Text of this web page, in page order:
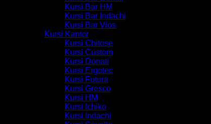
Kursi Bar HM
Kursi Bar Indachi
Kursi Bar Vios
Kursi Kantor
Kursi Chitose
Kursi Custom
Kursi Donati
Kursi Ergotec
Kursi Futura
Kursi Gresco
Kursi HM
Kursi Ichiko
Kursi Indachi